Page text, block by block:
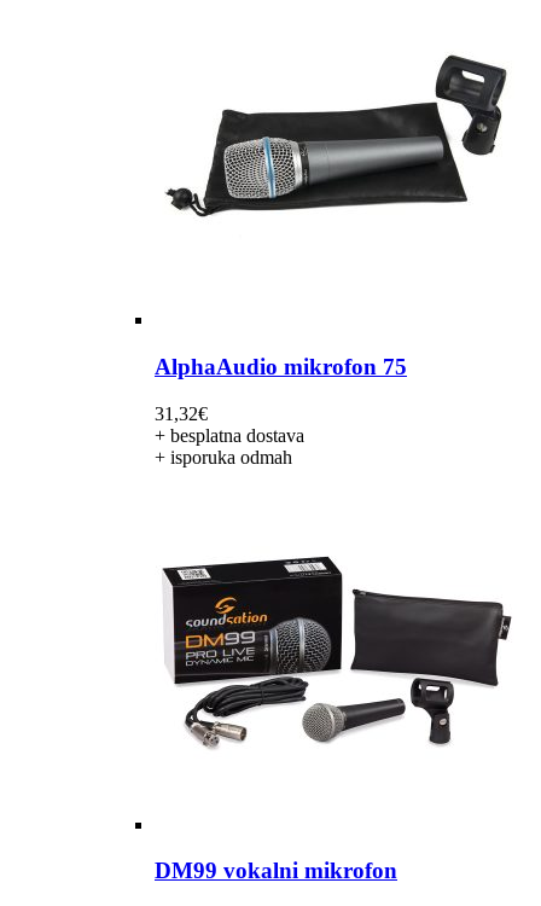
AlphaAudio mikrofon 75
31,32€
+ besplatna dostava
+ isporuka odmah
DM99 vokalni mikrofon